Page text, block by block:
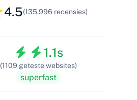
4.5(135,996 recensies)
1.1s
(1109 geteste websites)
superfast